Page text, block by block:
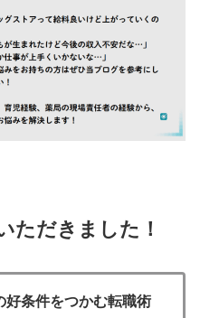
ただきました！
条件をつかむ転職術